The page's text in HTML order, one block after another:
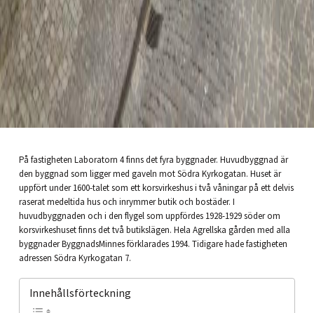
På fastigheten Laboratorn 4 finns det fyra byggnader. Huvudbyggnad är
den byggnad som ligger med gaveln mot Södra Kyrkogatan. Huset är
uppfört under 1600-talet som ett korsvirkeshus i två våningar på ett delvis
raserat medeltida hus och inrymmer butik och bostäder. I
huvudbyggnaden och i den flygel som uppfördes 1928-1929 söder om
korsvirkeshuset finns det två butikslägen. Hela Agrellska gården med alla
byggnader ByggnadsMinnes förklarades 1994. Tidigare hade fastigheten
adressen Södra Kyrkogatan 7.
Innehållsförteckning